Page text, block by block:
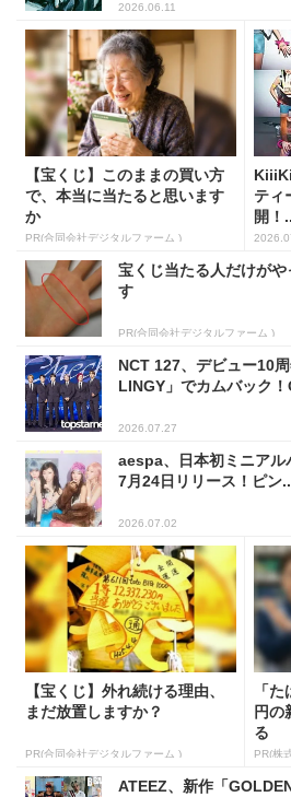
2026.06.11
【宝くじ】このままの買い方
で、本当に当たると思います
か
PR(合同会社デジタルファーム )
ティ
開！
宝くじ当たる人だけが
す
PR(合同会社デジタルファーム )
NCT 127、デビュー10
LINGY」でカムバック
2026.07.27
aespa、日本初ミニアル
7月24日リリース！ピン
2026.07.02
【宝くじ】外れ続ける理由、
まだ放置しますか？
PR(合同会社デジタルファーム )
「
円の
る
PR(株
ATEEZ、新作「